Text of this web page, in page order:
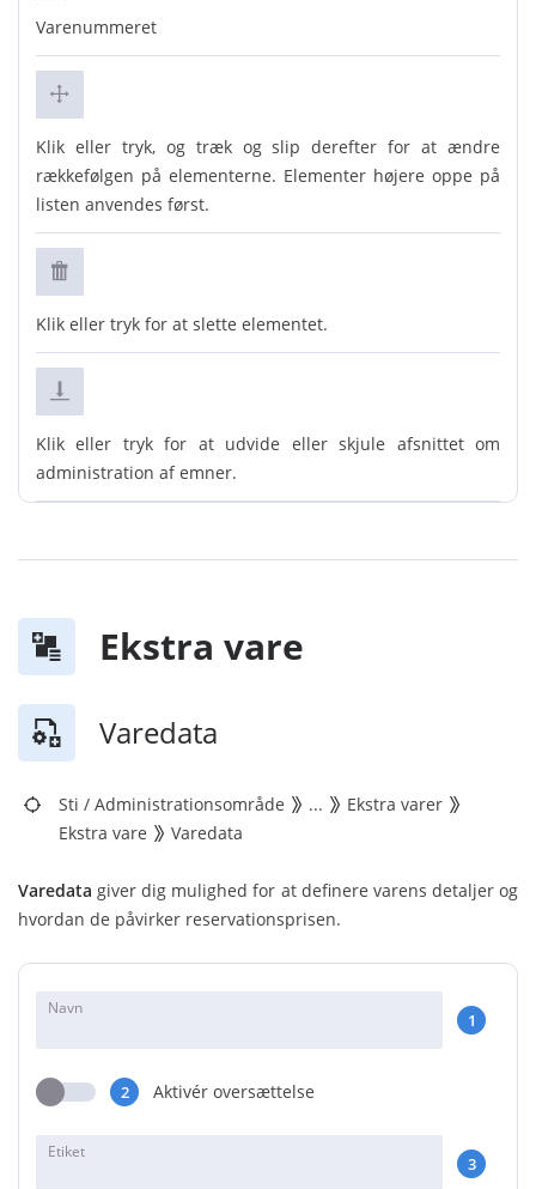
Varenummeret
Klik eller tryk, og træk og slip derefter for at ændre
rækkefølgen på elementerne. Elementer højere oppe på
listen anvendes først.
Klik eller tryk for at slette elementet.
Klik eller tryk for at udvide eller skjule afsnittet om
administration af emner.
Ekstra vare
Varedata
Sti / Administrationsområde ...
Ekstra varer
Ekstra vare
Varedata
Varedata giver dig mulighed for at definere varens detaljer og
hvordan de påvirker reservationsprisen.
Navn
1
2 Aktivér oversættelse
Etiket
3